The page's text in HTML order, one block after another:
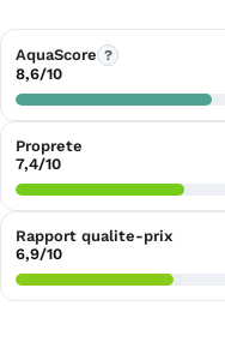
AquaScore ?
8,6/10
Proprete
7,4/10
Rapport qualite-prix
6,9/10